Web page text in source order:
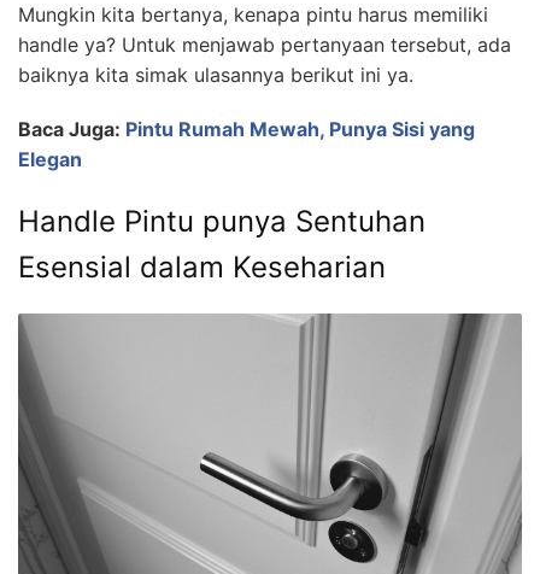
Mungkin kita bertanya, kenapa pintu harus memiliki
handle ya? Untuk menjawab pertanyaan tersebut, ada
baiknya kita simak ulasannya berikut ini ya.
Baca Juga: Pintu Rumah Mewah, Punya Sisi yang
Elegan
Handle Pintu punya Sentuhan
Esensial dalam Keseharian